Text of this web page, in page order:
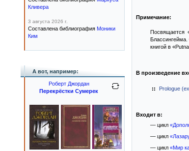
Примечание:
Посвящается
книгой в
В произведение
Prologue
Входит в:
— цикл
— цикл
— цикл «Мир
Кливера
3 августа 2026 г.
Составлена библиография Моники
Ким
А вот, например:
Роберт Джордан
Перекрёстки Сумерек